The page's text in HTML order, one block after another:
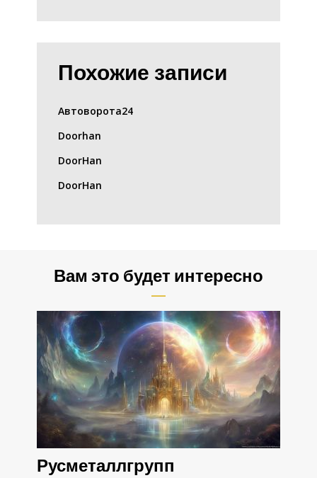
Похожие записи
Автоворота24
Doorhan
DoorHan
DoorHan
Вам это будет интересно
Русметаллгрупп